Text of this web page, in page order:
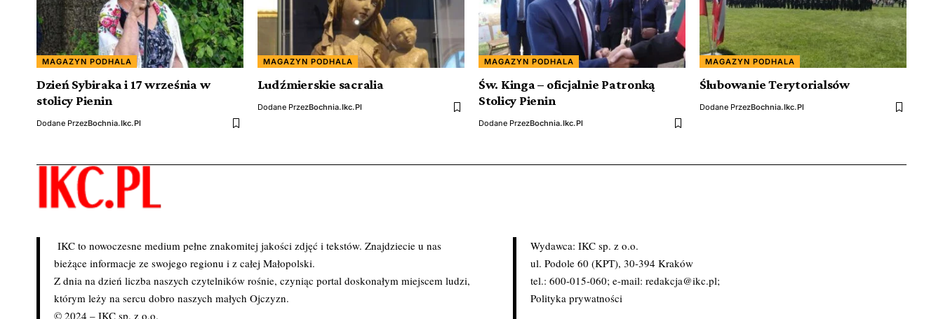
MAGAZYN PODHALA
Dzień Sybiraka i 17 września w
stolicy Pienin
Dodane PrzezBochnia.ikc.pl
MAGAZYN PODHALA
Ludźmierskie sacralia
Dodane PrzezBochnia.ikc.pl
MAGAZYN PODHALA
Św. Kinga – oficjalnie Patronką
Stolicy Pienin
Dodane PrzezBochnia.ikc.pl
MAGAZYN PODHALA
Ślubowanie Terytorialsów
Dodane PrzezBochnia.ikc.pl
IKC to nowoczesne medium pełne znakomitej jakości zdjęć i tekstów. Znajdziecie u nas
bieżące informacje ze swojego regionu i z całej Małopolski.
Z dnia na dzień liczba naszych czytelników rośnie, czyniąc portal doskonałym miejscem ludzi,
którym leży na sercu dobro naszych małych Ojczyzn.
© 2024 – IKC sp. z o.o.
Wydawca: IKC sp. z o.o.
ul. Podole 60 (KPT), 30-394 Kraków
tel.: 600-015-060; e-mail:redakcja@ikc.pl;
Polityka prywatności